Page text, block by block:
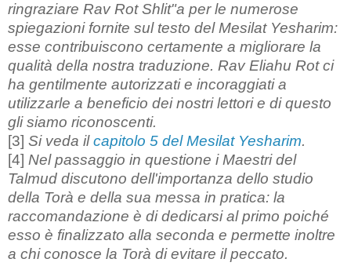
ringraziare Rav Rot Shlit"a per le numerose
spiegazioni fornite sul testo del Mesilat Yesharim:
esse contribuiscono certamente a migliorare la
qualità della nostra traduzione. Rav Eliahu Rot ci
ha gentilmente autorizzati e incoraggiati a
utilizzarle a beneficio dei nostri lettori e di questo
gli siamo riconoscenti.
[3] Si veda ilcapitolo 5 del Mesilat Yesharim.
[4] Nel passaggio in questione i Maestri del
Talmud discutono dell'importanza dello studio
della Torà e della sua messa in pratica: la
raccomandazione è di dedicarsi al primo poiché
esso è finalizzato alla seconda e permette inoltre
a chi conosce la Torà di evitare il peccato.